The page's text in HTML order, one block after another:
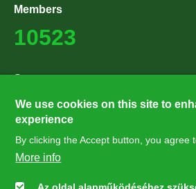
Members
10523
Supporters
27224
Hírlevél feliratkozás
We use cookies on this site to
experience
By clicking the Accept button, you agree
More info